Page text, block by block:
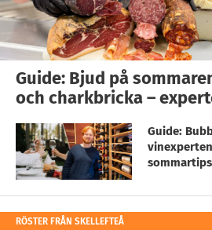
Guide: Bjud på
och charkbricka –
Guide:
sommartips
RÖSTER FRÅN SKELLEFTEÅ